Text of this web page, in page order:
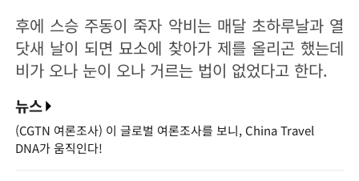
후에 스승 주동이 죽자 악비는 매달 초하루날과 열
닷새 날이 되면 묘소에 찾아가 제를 올리곤 했는데
비가 오나 눈이 오나 거르는 법이 없었다고 한다.
뉴스
(CGTN 여론조사) 이 글로벌 여론조사를 보니, China Travel
DNA가 움직인다!